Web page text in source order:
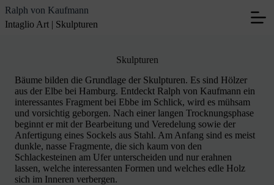
Zum
Inhalt
springen
Ralph von Kaufmann
Intaglio Art | Skulpturen
Skulpturen
Bäume bilden die Grundlage der Skulpturen. Es sind Hölzer
aus der Elbe bei Hamburg. Entdeckt Ralph von Kaufmann ein
interessantes Fragment bei Ebbe im Schlick, wird es mühsam
und vorsichtig geborgen. Nach einer langen Trocknungsphase
beginnt er mit der Bearbeitung und Veredelung sowie der
Anfertigung eines Sockels aus Stahl. Am Anfang sind es meist
dunkle, nasse Fragmente, die sich kaum von den
Schlackesteinen am Ufer unterscheiden und nur erahnen
lassen, welche interessanten Formen und welches edle Holz
sich im Inneren verbergen.